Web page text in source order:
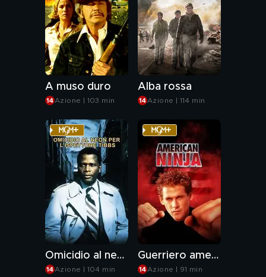
A muso duro
Azione | 103 min
Alba rossa
Azione | 114 min
Omicidio al neon per l'ispettore Tibbs
Azione | 104 min
Guerriero americano
Azione | 91 min